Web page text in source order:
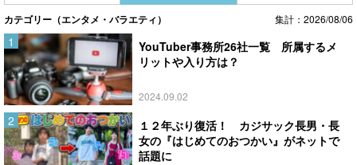
カテゴリー（エンタメ・バラエティ） 集計：2026/08/06
YouTuber事務所26社一覧 所属するメ
リットや入り方は？
2024.09.02
１２年ぶり復活！ カジサック長男・長
女の『はじめてのおつかい』がネットで
話題に